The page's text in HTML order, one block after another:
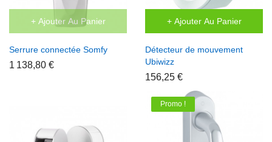
+ Ajouter Au Panier
Serrure connectée Somfy
1 138,80 €
+ Ajouter Au Panier
Détecteur de mouvement
Ubiwizz
156,25 €
Promo !